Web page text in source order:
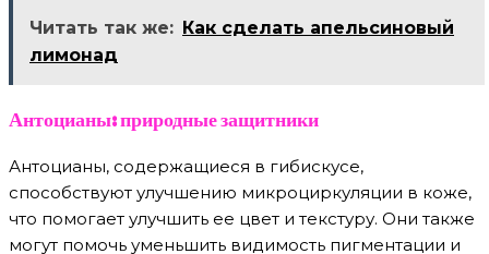
Читать так же: Как сделать апельсиновый
лимонад
Антоцианы: природные защитники
Антоцианы, содержащиеся в гибискусе,
способствуют улучшению микроциркуляции в коже,
что помогает улучшить ее цвет и текстуру. Они также
могут помочь уменьшить видимость пигментации и